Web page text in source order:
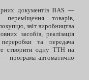
документів BAS —
товарів,
звіт виробництва
засобів, реалізація
та передача
створити одну ТТН на
— програма автоматично